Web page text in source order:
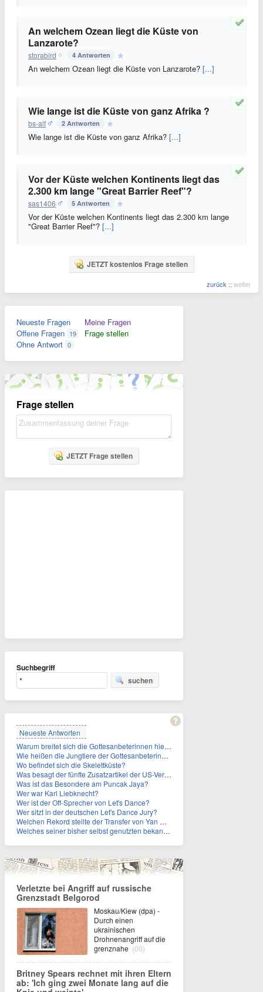
An welchem Ozean liegt die Küste von
Lanzarote?
storabird 4 Antworten
An welchem Ozean liegt die Küste von Lanzarote? [...]
Wie lange ist die Küste von ganz Afrika ?
bs-alf 2 Antworten
Wie lange ist die Küste von ganz Afrika? [...]
Vor der Küste welchen Kontinents liegt das
2.300 km lange "Great Barrier Reef"?
sas1406 5 Antworten
Vor der Küste welchen Kontinents liegt das 2.300 km lange
"Great Barrier Reef"? [...]
JETZT kostenlos Frage stellen
zurück :: weiter
Neueste Fragen
Offene Fragen 19
Ohne Antwort 0
Meine Fragen
Frage stellen
Frage stellen
JETZT Frage stellen
Suchbegriff
suchen
Neueste Antworten
Warum breitet sich die Gottesanbeterinnen hierzulande immer weiter aus?
Wie heißen die Jungtiere der Gottesanbeterinnen?
Wo befindet sich die Skelettküste?
Was besagt der fünfte Zusatzartikel der US-Verfassung, auf den sich Fauci berief?
Was ist das Besondere am Puncak Jaya?
Wer war Karl Liebknecht?
Wer ist der Off-Sprecher von Let's Dance?
Wer sitzt in der deutschen Let's Dance Jury?
Welchen Rekord stellte der Transfer von Yan Diomande zudem auf?
Welches seiner bisher selbst genutzten bekannten Gebäude verpachtet der Vatikan nun?
Verletzte bei Angriff auf russische
Grenzstadt Belgorod
Moskau/Kiew (dpa) -
Durch einen
ukrainischen
Drohnenangriff auf die
grenznahe (00)
Britney Spears rechnet mit ihren Eltern
ab: 'Ich ging zwei Monate lang auf die